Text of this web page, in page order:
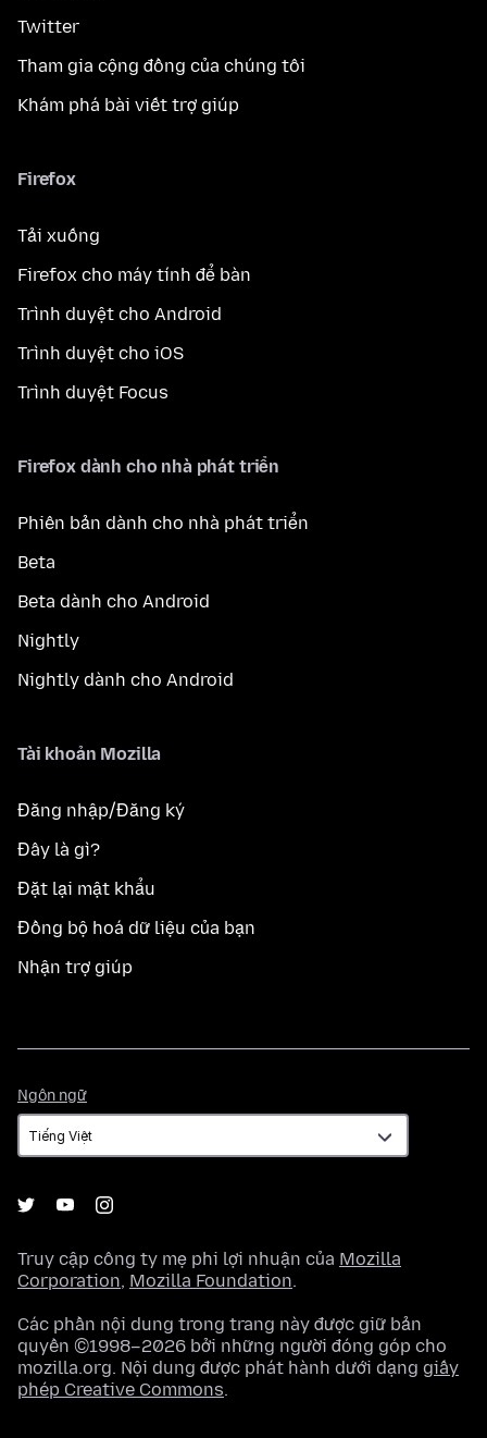
Twitter
Tham gia cộng đồng của chúng tôi
Khám phá bài viết trợ giúp
Firefox
Tải xuống
Firefox cho máy tính để bàn
Trình duyệt cho Android
Trình duyệt cho iOS
Trình duyệt Focus
Firefox dành cho nhà phát triển
Phiên bản dành cho nhà phát triển
Beta
Beta dành cho Android
Nightly
Nightly dành cho Android
Tài khoản Mozilla
Đăng nhập/Đăng ký
Đây là gì?
Đặt lại mật khẩu
Đồng bộ hoá dữ liệu của bạn
Nhận trợ giúp
Ngôn ngữ
ngữ
Truy cập công ty mẹ phi lợi nhuận của Mozilla
Corporation, Mozilla Foundation.
Các phần nội dung trong trang này được giữ bản
quyền ©1998–2026 bởi những người đóng góp cho
mozilla.org. Nội dung được phát hành dưới dạng giấy
phép Creative Commons.